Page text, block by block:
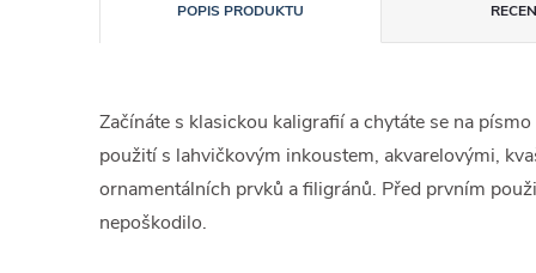
POPIS PRODUKTU
Začínáte s klasickou kaligrafií a chytáte se na
použití s lahvičkovým inkoustem, akvarelovými,
ornamentálních prvků a filigránů. Před prvním
nepoškodilo.